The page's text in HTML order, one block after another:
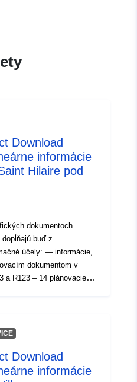
403c-a000-
8c94-bab814371409
inspire.ec.europa.eu/
Download
informácie
Hilaire pod
dokumentoch
buď z
— informácie,
dokumentom v
a R123 – 14 plánovacieho
dokumentom v súlade s
14 plánovacieho kódexu,
Download
informácie